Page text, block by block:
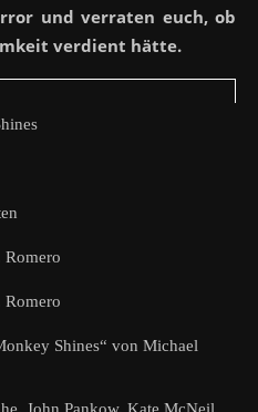
und verraten euch, ob
verdient hätte.
Romero
Romero
Shines“ von Michael